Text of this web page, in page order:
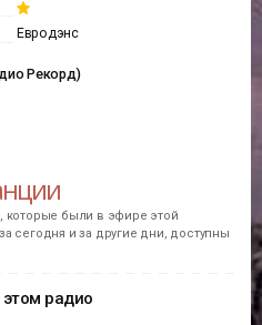
Евродэнс
Рекорд)
которые были в эфире этой
сегодня и за другие дни, доступны
этом радио